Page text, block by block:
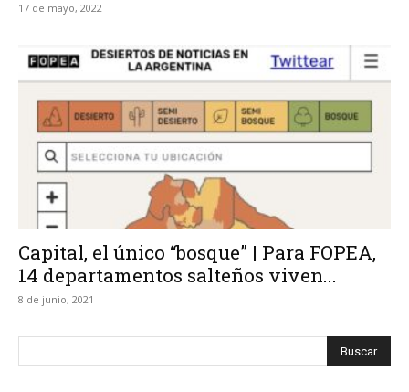
17 de mayo, 2022
Capital, el único “bosque” | Para FOPEA,
14 departamentos salteños viven...
8 de junio, 2021